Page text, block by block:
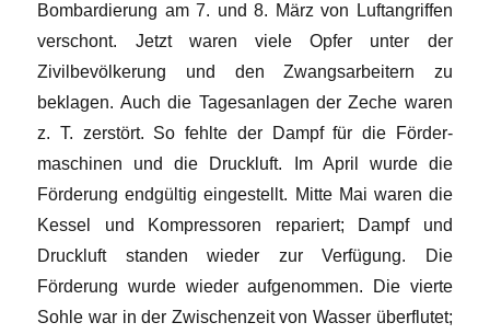
Bombardierung am 7. und 8. März von Luftangriffen
verschont. Jetzt waren viele Opfer unter der
Zivilbevölkerung und den Zwangsarbeitern zu
beklagen. Auch die Tagesanlagen der Zeche waren
z. T. zerstört. So fehlte der Dampf für die Förder­
maschinen und die Druckluft. Im April wurde die
Förderung endgültig eingestellt. Mitte Mai waren die
Kessel und Kompressoren repariert; Dampf und
Druckluft standen wieder zur Verfügung. Die
Förderung wurde wieder aufgenommen. Die vierte
Sohle war in der Zwischenzeit von Wasser überflutet;